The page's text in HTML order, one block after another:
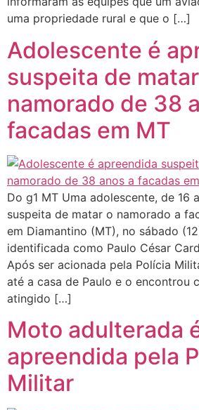
uma propriedade rural e que o […]
Adolescente é
suspeita de matar
namorado de 38
facadas em MT
Do g1 MT Uma adolescente, de 16
suspeita de matar o namorado a
em Diamantino (MT), no sábado
identificada como Paulo César
Após ser acionada pela Polícia
até a casa de Paulo e o encontrou
atingido […]
Moto adulterada
apreendida pela
Militar